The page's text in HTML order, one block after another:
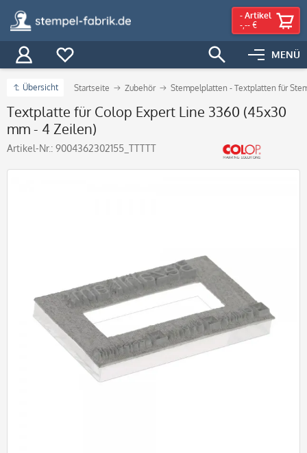
MENÜ
- Artikel
-,-- €
Übersicht Startseite Zubehör Stempelplatten - Textplatten für
Textplatte für Colop Expert Line 3360 (45x30
mm - 4 Zeilen)
Artikel-Nr.: 9004362302155_TTTTT